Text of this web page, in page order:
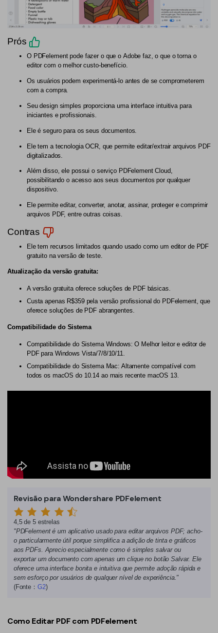
Prós
O PDFelement pode fazer o que o Adobe faz, o que o torna o
editor com o melhor custo-benefício.
Os usuários podem experimentá-lo antes de se comprometerem
com a compra.
Seu design simples proporciona uma interface intuitiva para
iniciantes e profissionais.
Ele é seguro para os seus documentos.
Ele tem a tecnologia OCR, que permite editar/extrair arquivos PDF
digitalizados.
Além disso, ele possui o serviço PDFelement Cloud,
possibilitando o acesso aos seus documentos por qualquer
dispositivo.
Ele permite editar, converter, anotar, assinar, proteger e comprimir
arquivos PDF, entre outras coisas.
Contras
Ele tem recursos limitados quando usado como um editor de PDF
gratuito na versão de teste.
Atualização da versão gratuita:
A versão gratuita oferece soluções de PDF básicas.
Custa apenas R$359 pela versão profissional do PDFelement, que
oferece soluções de PDF abrangentes.
Compatibilidade do Sistema
Compatibilidade do Sistema Windows: O Melhor leitor e editor de
PDF para Windows Vista/7/8/10/11.
Compatibilidade do Sistema Mac: Altamente compatível com
todos os macOS do 10.14 ao mais recente macOS 13.
Revisão para Wondershare PDFelement
4,5 de 5 estrelas
"PDFelement é um aplicativo usado para editar arquivos PDF; acho-
o particularmente útil porque simplifica a adição de tinta e gráficos
aos PDFs. Aprecio especialmente como é simples salvar ou
exportar um documento com apenas um clique no botão Salvar. Ele
oferece uma interface bonita e intuitiva que permite adoção rápida e
sem esforço por usuários de qualquer nível de experiência."
(Fonte： G2)
Como Editar PDF com PDFelement